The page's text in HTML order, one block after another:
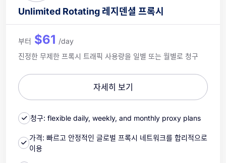
Unlimited Rotating 레지덴셜 프록시
부터 $61 /day
진정한 무제한 프록시 트래픽 사용량을 일별 또는 월별로 청구
자세히 보기
청구: flexible daily, weekly, and monthly proxy plans
가격: 빠르고 안정적인 글로벌 프록시 네트워크를 합리적으로
이용